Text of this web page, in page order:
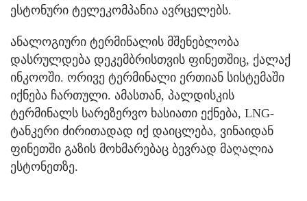
ესტონური ტელეკომპანია ავრცელებს.
ანალოგიური ტერმინალის მშენებლობა
დასრულდება დეკემბრისთვის ფინეთშიც, ქალაქ
ინკოოში. ორივე ტერმინალი ერთიან სისტემაში
იქნება ჩართული. ამასთან, პალდისკის
ტერმინალს სარეზერვო ხასიათი ექნება, LNG-
ტანკერი ძირითადად იქ დაიცლება, ვინაიდან
ფინეთში გაზის მოხმარებაც ბევრად მაღალია
ესტონეთზე.